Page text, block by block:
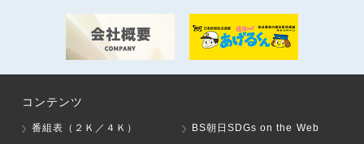
コンテンツ
番組表（２Ｋ／４Ｋ）
BS朝日SDGs on the Web